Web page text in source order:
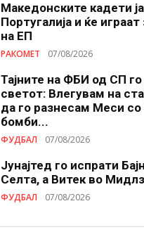
Македонските кадети
Португалија и ќе
на ЕП
РАКОМЕТ 07/08/2026
Тајните на ФБИ од СП
светот: Влегувам на
да го разнесам Меси со
бомби...
ФУДБАЛ 07/08/2026
Јунајтед го испрати
Селта, а Витек во
ФУДБАЛ 07/08/2026